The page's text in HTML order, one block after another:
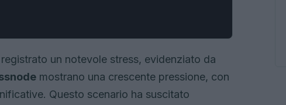
registrato un notevole stress, evidenziato da
mostrano una crescente pressione, con
Questo scenario ha suscitato